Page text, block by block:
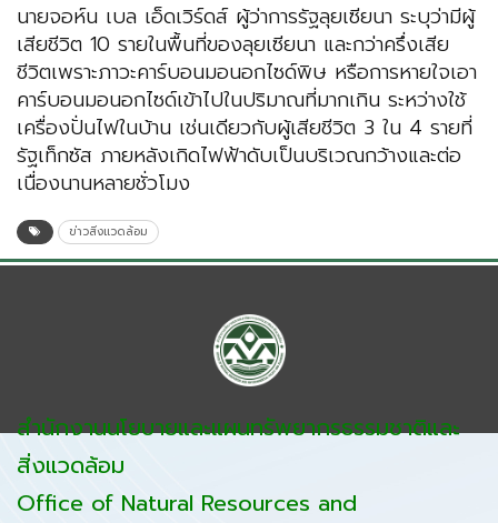
นายจอห์น เบล เอ็ดเวิร์ดส์ ผู้ว่าการรัฐลุยเซียนา ระบุว่ามีผู้
เสียชีวิต 10 รายในพื้นที่ของลุยเซียนา และกว่าครึ่งเสีย
ชีวิตเพราะภาวะคาร์บอนมอนอกไซด์พิษ หรือการหายใจเอา
คาร์บอนมอนอกไซด์เข้าไปในปริมาณที่มากเกิน ระหว่างใช้
เครื่องปั่นไฟในบ้าน เช่นเดียวกับผู้เสียชีวิต 3 ใน 4 รายที่
รัฐเท็กซัส ภายหลังเกิดไฟฟ้าดับเป็นบริเวณกว้างและต่อ
เนื่องนานหลายชั่วโมง
ข่าวสิ่งแวดล้อม
สำนักงานนโยบายและแผนทรัพยากรธรรมชาติและ
สิ่งแวดล้อม
Office of Natural Resources and